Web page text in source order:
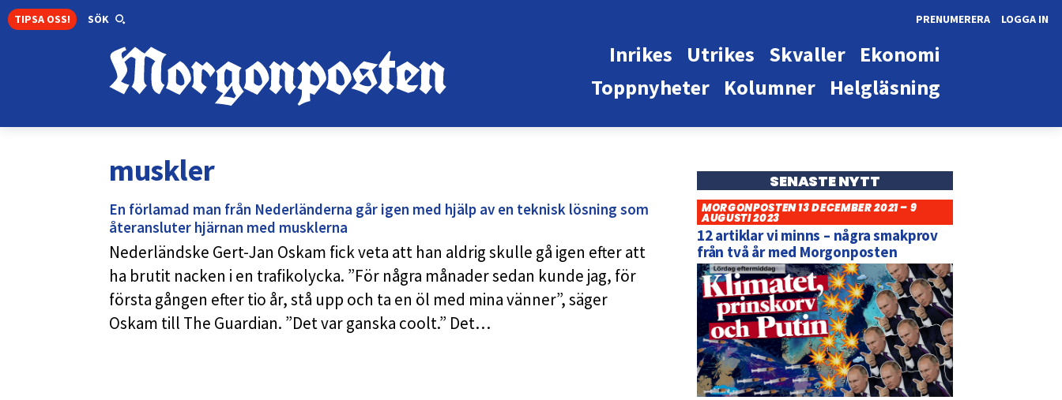
TIPSA OSS! SÖK LOGGA IN
PRENUMERERA
Ekonomi
Skvaller
Utrikes
Inrikes
Helgläsning
Kolumner
Toppnyheter
muskler
En förlamad man från Nederländerna går igen med hjälp av en teknisk lösning som
återansluter hjärnan med musklerna
Nederländske Gert-Jan Oskam fick veta att han aldrig skulle gå igen efter att
ha brutit nacken i en trafikolycka. ”För några månader sedan kunde jag, för
första gången efter tio år, stå upp och ta en öl med mina vänner”, säger
Oskam till The Guardian. ”Det var ganska coolt.” Det…
SENASTE NYTT
MORGONPOSTEN 13 DECEMBER 2021 – 9
AUGUSTI 2023
12 artiklar vi minns – några smakprov
från två år med Morgonposten